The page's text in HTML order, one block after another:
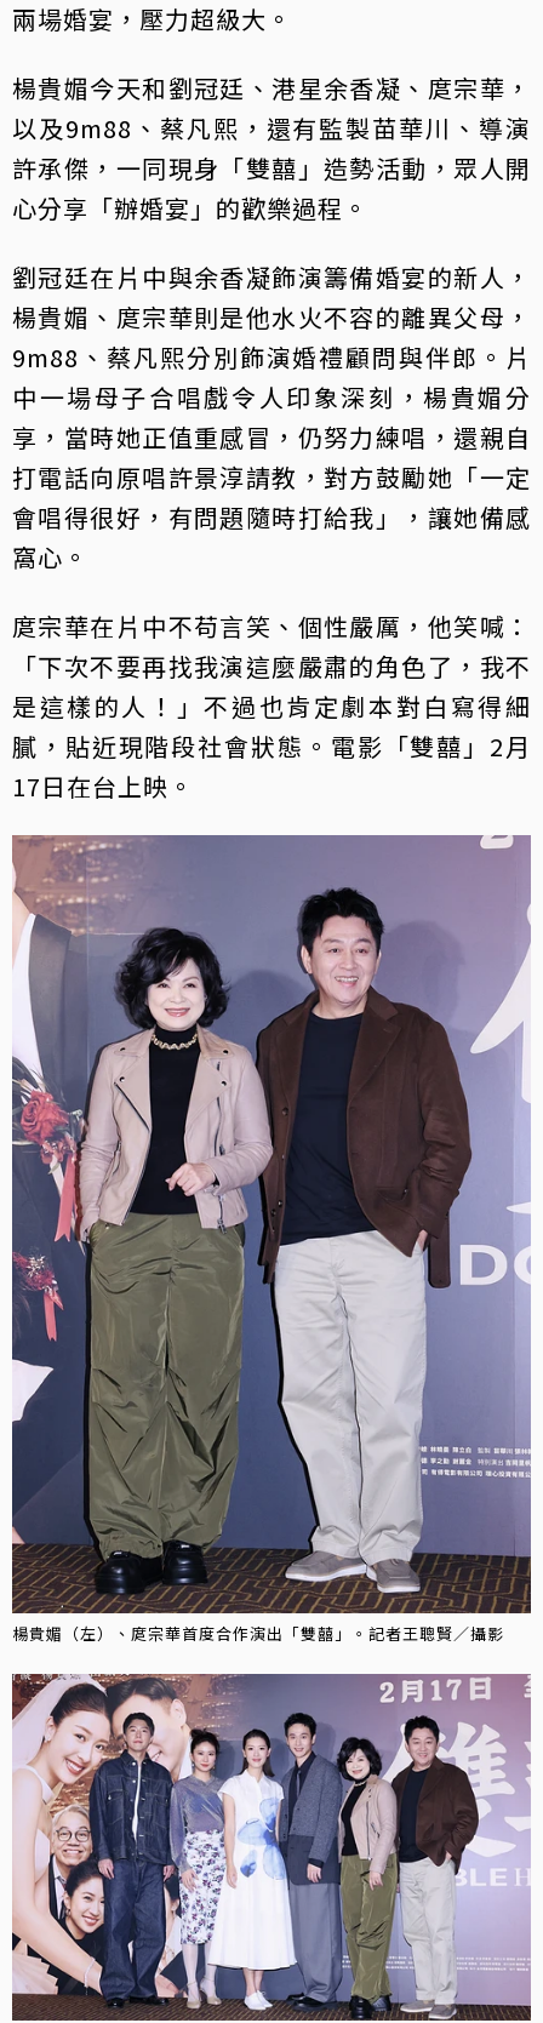
兩場婚宴，壓力超級大。
楊貴媚今天和劉冠廷、港星余香凝、庹宗華，
以及9m88、蔡凡熙，還有監製苗華川、導演
許承傑，一同現身「雙囍」造勢活動，眾人開
心分享「辦婚宴」的歡樂過程。
劉冠廷在片中與余香凝飾演籌備婚宴的新人，
楊貴媚、庹宗華則是他水火不容的離異父母，
9m88、蔡凡熙分別飾演婚禮顧問與伴郎。片
中一場母子合唱戲令人印象深刻，楊貴媚分
享，當時她正值重感冒，仍努力練唱，還親自
打電話向原唱許景淳請教，對方鼓勵她「一定
會唱得很好，有問題隨時打給我」，讓她備感
窩心。
庹宗華在片中不苟言笑、個性嚴厲，他笑喊：
「下次不要再找我演這麼嚴肅的角色了，我不
是這樣的人！」不過也肯定劇本對白寫得細
膩，貼近現階段社會狀態。電影「雙囍」2月
17日在台上映。
楊貴媚（左）、庹宗華首度合作演出「雙囍」。記者王聰賢／攝影